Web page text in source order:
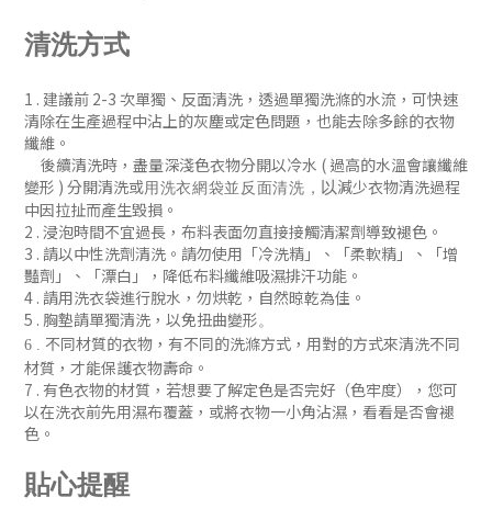
清洗方式
1 . 建議前 2-3 次單獨、反面清洗 ， 透過單獨洗滌的水流，可快速
清除在生產過程中沾上的灰塵或定色問題 ， 也能去除多餘的衣物
纖維。
後續清洗時 ，盡量深淺色衣物分開以冷水 ( 過高的水溫會讓纖維
變形 ) 分開清洗或用洗衣網袋並 反面清洗 ， 以減少衣物清洗過程
中因拉扯而產生毀損。
2 . 浸泡時間不宜過長，布料表面勿直接接觸清潔劑導致褪色。
3 . 請以中性洗劑清洗。請勿使用「冷洗精」、「柔軟精」
、「增
豔劑」
、「漂白」，降低布料纖維吸濕排汗功能 。
4 . 請用洗衣袋進行脫水，勿烘乾，自然晾乾為佳。
5 . 胸墊請單獨清洗，以免扭曲變形。
6 . 不同材質的衣物，有不同的洗滌方式，用對的方式來清洗不同
材質，才能保護衣物壽命。
7 . 有色衣物的材質，若想要了解定色是否完好（色牢度），您可
以在洗衣前先用濕布覆蓋，或將衣物一小角沾濕，看看是否會褪
色 。
貼心提醒